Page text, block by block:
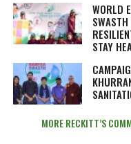
WORLD
STAY
MORE RECKITT’S